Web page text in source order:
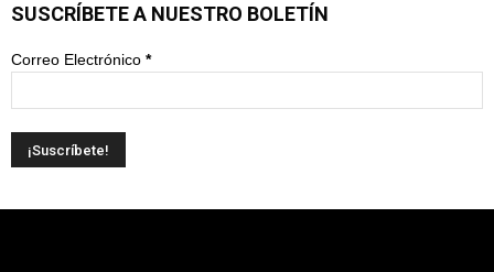
SUSCRÍBETE A NUESTRO BOLETÍN
Correo Electrónico *